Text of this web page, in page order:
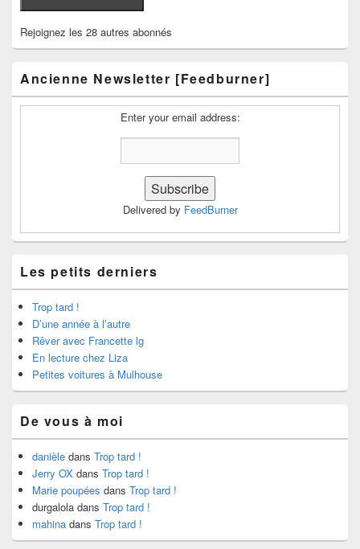
Rejoignez les 28 autres abonnés
Ancienne Newsletter [Feedburner]
Enter your email address:
Delivered by FeedBurner
Les petits derniers
Trop tard !
D’une année à l’autre
Rêver avec Francette lg
En lecture chez Liza
Petites voitures à Mulhouse
De vous à moi
danièle dans Trop tard !
Jerry OX dans Trop tard !
Marie poupées dans Trop tard !
durgalola dans Trop tard !
mahina dans Trop tard !